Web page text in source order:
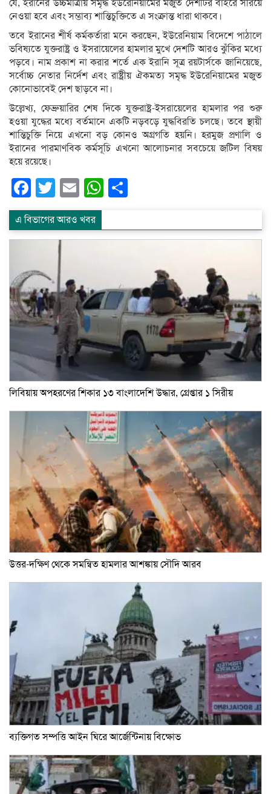
যে, ইরানের উচ্চমাত্রায় সমৃদ্ধ ইউরেনিয়ামের মজুত দেশটির বাইরে সরিয়ে
নেওয়া হবে এবং সম্ভাব্য শান্তিচুক্তিতে এ সংক্রান্ত ধারা থাকবে।
তবে ইরানের শীর্ষ কর্মকর্তারা মনে করছেন, ইউরেনিয়াম বিদেশে পাঠালে
ভবিষ্যতে যুক্তরাষ্ট্র ও ইসরায়েলের হামলার মুখে দেশটি আরও ঝুঁকির মধ্যে
পড়বে। নাম প্রকাশ না করার শর্তে এক ইরানি সূত্র রয়টার্সকে জানিয়েছে,
সর্বোচ্চ নেতার নির্দেশ এবং রাষ্ট্রীয় ঐকমত্য সমৃদ্ধ ইউরেনিয়ামের মজুত
কোনোভাবেই দেশ ছাড়বে না।
উল্লেখ্য, ফেব্রুয়ারির শেষ দিকে যুক্তরাষ্ট্র-ইসরায়েলের হামলার পর শুরু
হওয়া যুদ্ধের মধ্যে বর্তমানে একটি নড়বড়ে যুদ্ধবিরতি চলছে। তবে স্থায়ী
শান্তিচুক্তি নিয়ে এখনো বড় কোনও অগ্রগতি হয়নি। হরমুজ প্রণালি ও
ইরানের পারমাণবিক কর্মসূচি এখনো আলোচনার সবচেয়ে জটিল বিষয়
হয়ে রয়েছে।
Facebook
Twitter
EmailWhatsApp
এ বিভাগের আরও খবর
লিবিয়ায় অপহরণের শিকার ১৩ বাংলাদেশি উদ্ধার, গ্রেপ্তার ১ সিরীয়
উত্তর-দক্ষিণ থেকে সমন্বিত হামলার আশঙ্কায় সৌদি আরব
ব্যক্তিগত সম্পত্তি আইন ঘিরে আর্জেন্টিনায় বিক্ষোভ